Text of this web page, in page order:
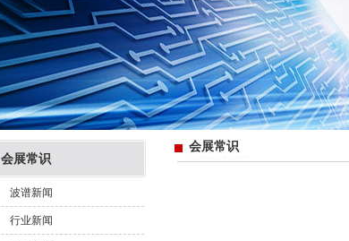
会展常识
波谱新闻
行业新闻
会展常识